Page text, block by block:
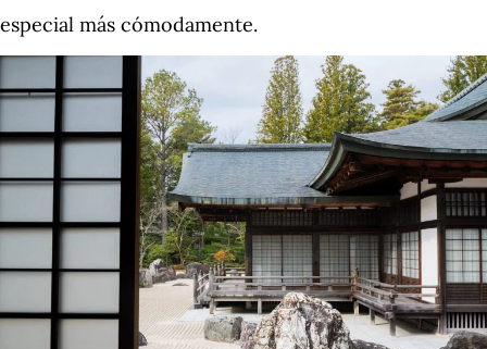
especial más cómodamente.